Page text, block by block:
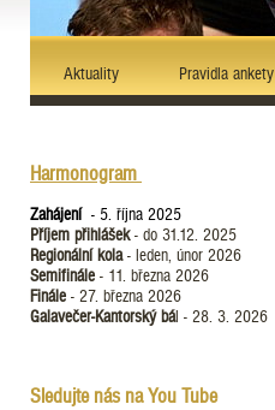
Aktuality Pravidla ankety
Harmonogram
Zahájení - 5. října 2025
Příjem přihlášek- do 31.12. 2025
Regionální kola- leden, únor 2026
Semifinále - 11. března 2026
Finále - 27. března 2026
Galavečer-Kantorský bál - 28. 3. 2026
Sledujte nás na You Tube